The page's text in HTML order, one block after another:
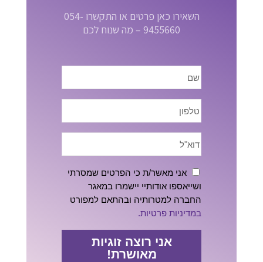
השאירו כאן פרטים או התקשרו 054-
9455660 – מה שנוח לכם
אני מאשר/ת כי הפרטים שמסרתי
ושייאספו אודותיי יישמרו במאגר
החברה למטרותיה ובהתאם למפורט
במדיניות פרטיות.
אני רוצה זוגיות
מאושרת!